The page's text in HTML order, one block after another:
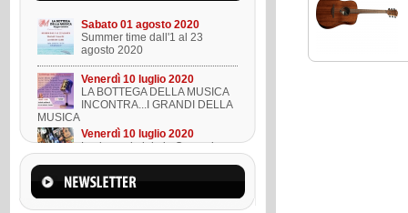
Sabato 01 agosto 2020
Summer time dall'1 al 23
agosto 2020
Venerdì 10 luglio 2020
LA BOTTEGA DELLA MUSICA
INCONTRA...I GRANDI DELLA
MUSICA
Venerdì 10 luglio 2020
Lezione ukulele in Omaggio
Mercoledì 22 marzo 2023
Suono l'ukulele in 8 lezioni